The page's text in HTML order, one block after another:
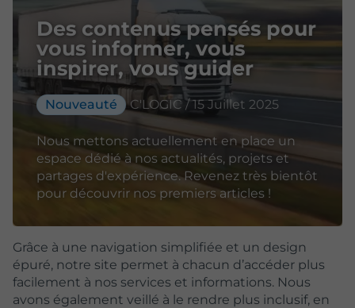
Des contenus pensés pour
vous informer, vous
inspirer, vous guider
Nouveauté C'LOGIC / 15 Juillet 2025
Nous mettons actuellement en place un
espace dédié à nos actualités, projets et
partages d'expérience. Revenez très bientôt
pour découvrir nos premiers articles !
Grâce à une navigation simplifiée et un design
épuré, notre site permet à chacun d’accéder plus
facilement à nos services et informations. Nous
avons également veillé à le rendre plus inclusif, en